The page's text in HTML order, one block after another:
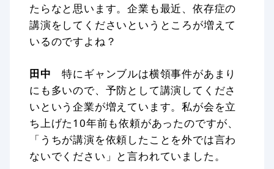
たらなと思います。企業も最近、依存症の
講演をしてくださいというところが増えて
いるのですよね？
田中 特にギャンブルは横領事件があまり
にも多いので、予防として講演してくださ
いという企業が増えています。私が会を立
ち上げた10年前も依頼があったのですが、
「うちが講演を依頼したことを外では言わ
ないでください」と言われていました。